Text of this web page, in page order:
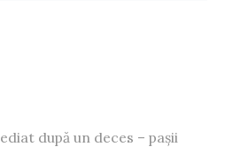
după un deces – pașii